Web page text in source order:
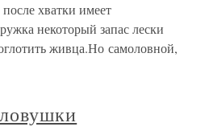
хватки имеет
некоторый запас лески
живца.Но самоловной,